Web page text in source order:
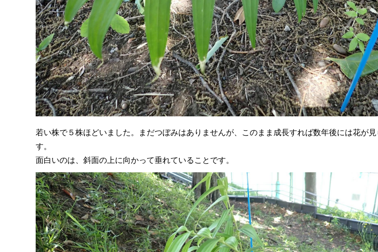
若い株で５株ほどいました。まだつぼみはありませんが、このまま成長すれば数年後には花が見
す。
面白いのは、斜面の上に向かって垂れていることです。